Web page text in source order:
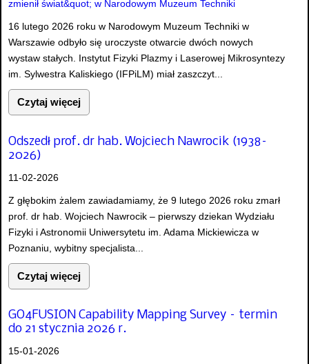
16 lutego 2026 roku w Narodowym Muzeum Techniki w
Warszawie odbyło się uroczyste otwarcie dwóch nowych
wystaw stałych. Instytut Fizyki Plazmy i Laserowej Mikrosyntezy
im. Sylwestra Kaliskiego (IFPiLM) miał zaszczyt...
Czytaj więcej
Odszedł prof. dr hab. Wojciech Nawrocik (1938–
2026)
11-02-2026
Z głębokim żalem zawiadamiamy, że 9 lutego 2026 roku zmarł
prof. dr hab. Wojciech Nawrocik – pierwszy dziekan Wydziału
Fizyki i Astronomii Uniwersytetu im. Adama Mickiewicza w
Poznaniu, wybitny specjalista...
Czytaj więcej
GO4FUSION Capability Mapping Survey – termin
do 21 stycznia 2026 r.
15-01-2026